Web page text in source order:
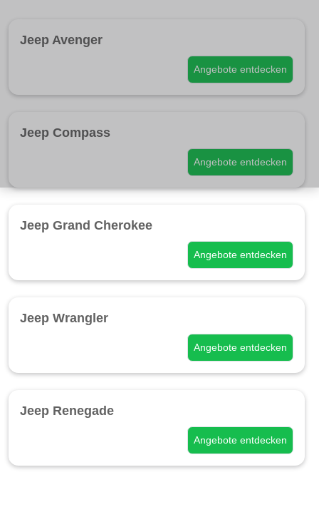
Jeep Avenger
Angebote entdecken
Jeep Compass
Angebote entdecken
Jeep Grand Cherokee
Angebote entdecken
Jeep Wrangler
Angebote entdecken
Jeep Renegade
Angebote entdecken